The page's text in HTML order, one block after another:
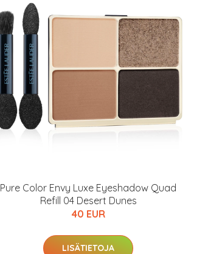
Pure Color Envy Luxe Eyeshadow Quad
Refill 04 Desert Dunes
40 EUR
LISÄTIETOJA
Kaikki
Varaa
hintaan.
KATSO TARJOUS